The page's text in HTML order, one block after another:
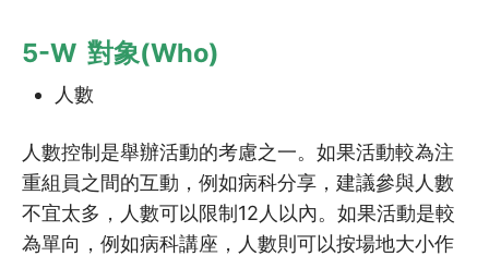
5-W 對象(Who)
人數
人數控制是舉辦活動的考慮之一。如果活動較為注
重組員之間的互動，例如病科分享，建議參與人數
不宜太多，人數可以限制12人以內。如果活動是較
為單向，例如病科講座，人數則可以按場地大小作